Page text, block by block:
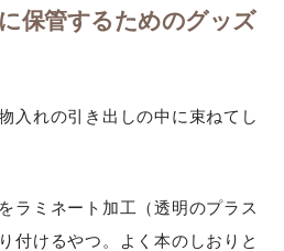
保管するためのグッズ
入れの引き出しの中に束ねてし
ラミネート加工（透明のプラス
付けるやつ。よく本のしおりと